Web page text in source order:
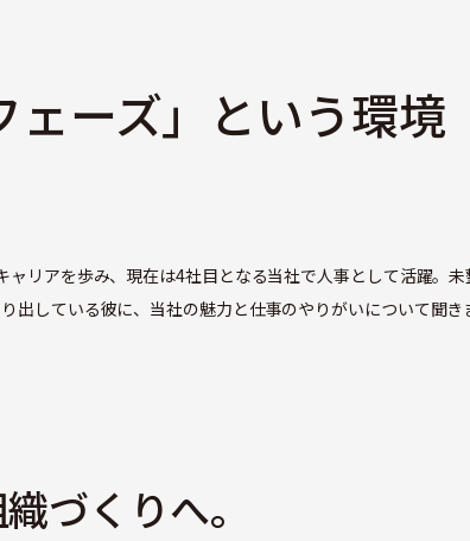
ーズ」という環境
ャリアを歩み、現在は4社目となる当社で人事として活躍。
出している彼に、当社の魅力と仕事のやりがいについて聞き
づくりへ。